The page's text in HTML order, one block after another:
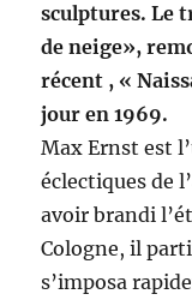
sculptures. Le
de neige»,
récent , «
jour en 1969.
Max Ernst est
éclectiques de
avoir brandi
Cologne, il
s’imposa